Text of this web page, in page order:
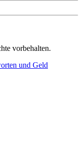
vorbehalten.